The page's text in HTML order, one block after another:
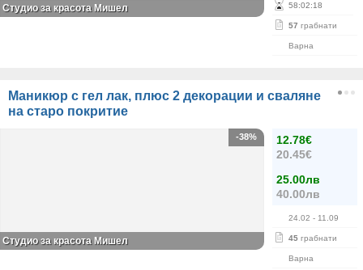
58:02:18
57 грабнати
Варна
Студио за красота Мишел
Маникюр с гел лак, плюс 2 декорации и сваляне
на старо покритие
12.78€
20.45€
25.00лв
40.00лв
24.02 - 11.09
45 грабнати
Варна
-38%
Студио за красота Мишел